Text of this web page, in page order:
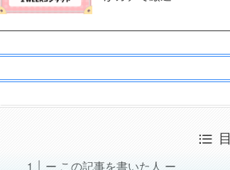
ー この記事を書いた人 ー